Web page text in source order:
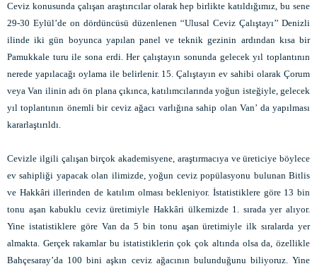
Ceviz konusunda çalışan araştırıcılar olarak hep birlikte katıldığımız, bu sene
29-30 Eylül’de on dördüncüsü düzenlenen ‘‘Ulusal Ceviz Çalıştayı’’ Denizli
ilinde iki gün boyunca yapılan panel ve teknik gezinin ardından kısa bir
Pamukkale turu ile sona erdi. Her çalıştayın sonunda gelecek yıl toplantının
nerede yapılacağı oylama ile belirlenir. 15. Çalıştayın ev sahibi olarak Çorum
veya Van ilinin adı ön plana çıkınca, katılımcılarında yoğun isteğiyle, gelecek
yıl toplantının önemli bir ceviz ağacı varlığına sahip olan Van’ da yapılması
kararlaştırıldı.
Cevizle ilgili çalışan birçok akademisyene, araştırmacıya ve üreticiye böylece
ev sahipliği yapacak olan ilimizde, yoğun ceviz popülasyonu bulunan Bitlis
ve Hakkâri illerinden de katılım olması bekleniyor. İstatistiklere göre 13 bin
tonu aşan kabuklu ceviz üretimiyle Hakkâri ülkemizde 1. sırada yer alıyor.
Yine istatistiklere göre Van da 5 bin tonu aşan üretimiyle ilk sıralarda yer
almakta. Gerçek rakamlar bu istatistiklerin çok çok altında olsa da, özellikle
Bahçesaray’da 100 bini aşkın ceviz ağacının bulunduğunu biliyoruz. Yine